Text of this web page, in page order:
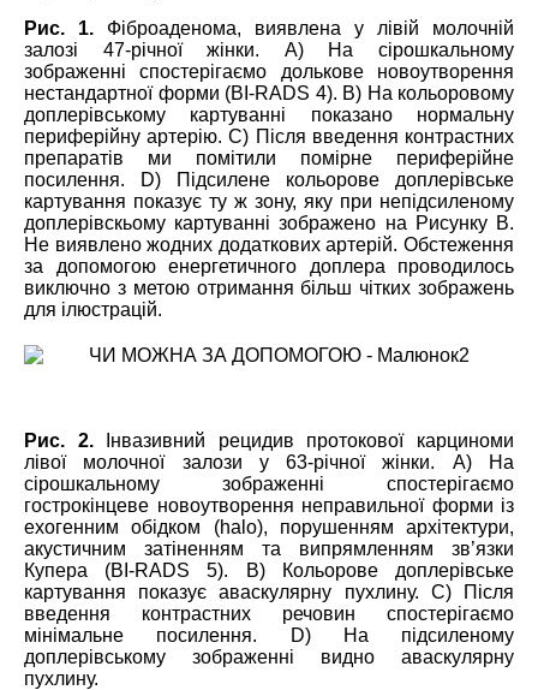
Рис. 1. Фіброаденома, виявлена у лівій молочній
залозі 47-річної жінки. А) На сірошкальному
зображенні спостерігаємо долькове новоутворення
нестандартної форми (BI-RADS 4). В) На кольоровому
доплерівському картуванні показано нормальну
периферійну артерію. С) Після введення контрастних
препаратів ми помітили помірне периферійне
посилення. D) Підсилене кольорове доплерівське
картування показує ту ж зону, яку при непідсиленому
доплерівскьому картуванні зображено на Рисунку В.
Не виявлено жодних додаткових артерій. Обстеження
за допомогою енергетичного доплера проводилось
виключно з метою отримання більш чітких зображень
для ілюстрацій.
Рис. 2.Інвазивний рецидив протокової карциноми
лівої молочної залози у 63-річної жінки. А) На
сірошкальному зображенні спостерігаємо
гострокінцеве новоутворення неправильної форми із
ехогенним обідком (halo), порушенням архітектури,
акустичним затіненням та випрямленням зв’язки
Купера (BI-RADS 5). В) Кольорове доплерівське
картування показує аваскулярну пухлину. С) Після
введення контрастних речовин спостерігаємо
мінімальне посилення. D) На підсиленому
доплерівському зображенні видно аваскулярну
пухлину.